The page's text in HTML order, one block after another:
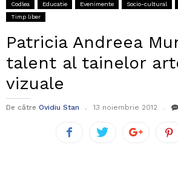
Codlea Educatie Evenimente Socio-cultural
Timp liber
Patricia Andreea
talent al tainelor
vizuale
De către Ovidiu Stan 13 noiembrie 2012